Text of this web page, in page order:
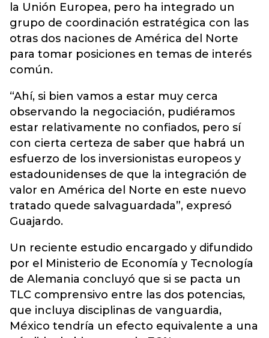
la Unión Europea, pero ha integrado un
grupo de coordinación estratégica con las
otras dos naciones de América del Norte
para tomar posiciones en temas de interés
común.
“Ahí, si bien vamos a estar muy cerca
observando la negociación, pudiéramos
estar relativamente no confiados, pero sí
con cierta certeza de saber que habrá un
esfuerzo de los inversionistas europeos y
estadounidenses de que la integración de
valor en América del Norte en este nuevo
tratado quede salvaguardada”, expresó
Guajardo.
Un reciente estudio encargado y difundido
por el Ministerio de Economía y Tecnología
de Alemania concluyó que si se pacta un
TLC comprensivo entre las dos potencias,
que incluya disciplinas de vanguardia,
México tendría un efecto equivalente a una